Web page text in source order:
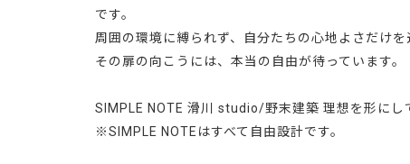
です。
周囲の環境に縛られず、自分たちの心地よさだけ
その扉の向こうには、本当の自由が待っています。
SIMPLE NOTE 滑川 studio/野末建築 理想を形にし
※SIMPLE NOTEはすべて自由設計です。